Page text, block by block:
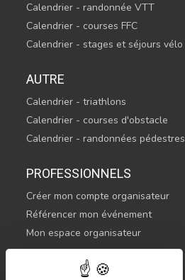
Calendrier - randonnée VTT
Calendrier - courses FFC
Calendrier - stages et séjours vélo
AUTRE
Calendrier - triathlons
Calendrier - courses d'obstacle
Calendrier - randonnées pédestres
PROFESSIONNELS
Créer mon compte organisateur
Référencer mon événement
Mon espace organisateur
CONTACTEZ-NOUS